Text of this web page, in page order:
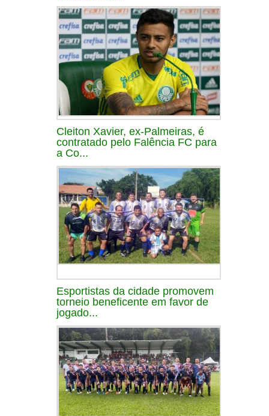
Cleiton Xavier, ex-Palmeiras, é
contratado pelo Falência FC para
a Co...
Esportistas da cidade promovem
torneio beneficente em favor de
jogado...